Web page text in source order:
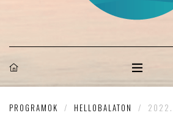
PROGRAMOK / HELLOBALATON /